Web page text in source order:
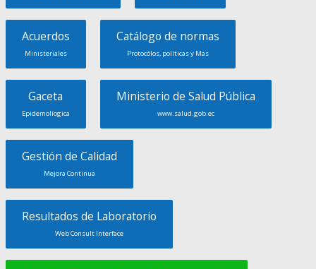
Acuerdos
Ministeriales
Catálogo de normas
Protocólos, políticas y Mas
Gaceta
Epidemolíogica
Ministerio de Salud Pública
www.salud.gob.ec
Gestión de Calidad
Mejora Continua
Resultados de Laboratorio
Web Consult Interface